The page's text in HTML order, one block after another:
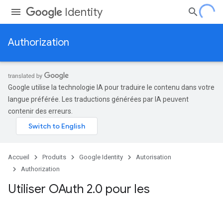
Identity
Authorization
Google utilise la technologie IA pour traduire le contenu dans votre
langue préférée. Les traductions générées par IA peuvent
contenir des erreurs.
Accueil Produits Google Identity
Autorisation
Authorization
Utiliser OAuth 2.0 pour les